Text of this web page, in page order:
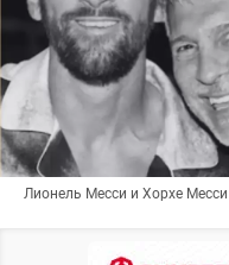
Лионель Месси и Хорхе Месси